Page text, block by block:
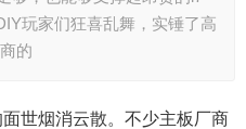
玩家们狂喜乱舞，实锤了高
的
世烟消云散。不少主板厂商